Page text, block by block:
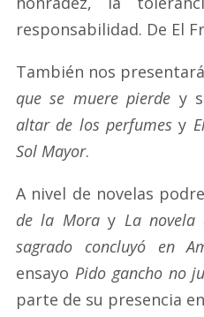
responsabilidad. De El
También nos
que se muere pierde y
altar de los perfumesy
Sol Mayor.
A nivel de novelas
de la Moray La novela
sagrado concluyó en
ensayo Pido gancho no
parte de su presencia en